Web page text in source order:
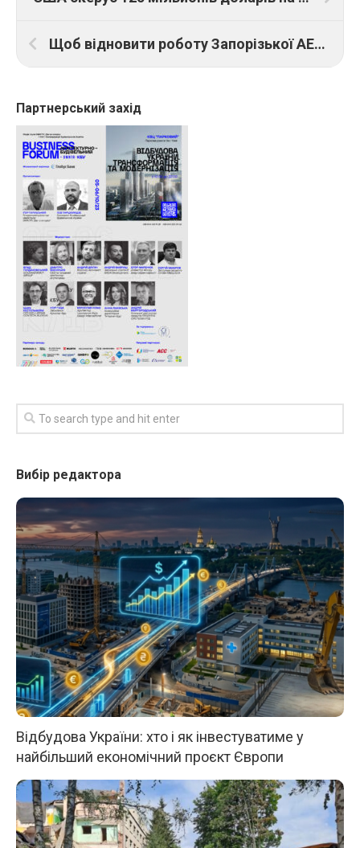
Щоб відновити роботу Запорізької АЕС після деокупації знадобиться мінімум два місяці
Партнерський захід
Вибір редактора
Відбудова України: хто і як інвестуватиме у
найбільший економічний проєкт Європи